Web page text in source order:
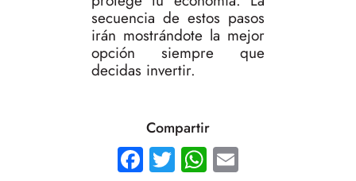
secuencia de estos pasos
irán mostrándote la mejor
opción siempre que
decidas invertir.
Compartir
Facebook
TwitterWhatsApp